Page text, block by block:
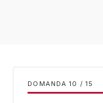
DOMANDA / 15